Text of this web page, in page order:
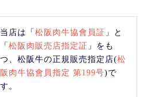
当店は「松阪肉牛協會員証 」と
「松阪肉販売店指定証 」をも
つ、松阪牛の正規販売指定店(松
阪肉牛協會員指定 第199号)で
す。